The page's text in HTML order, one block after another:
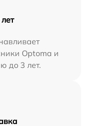
Optoma и
до 3 лет.